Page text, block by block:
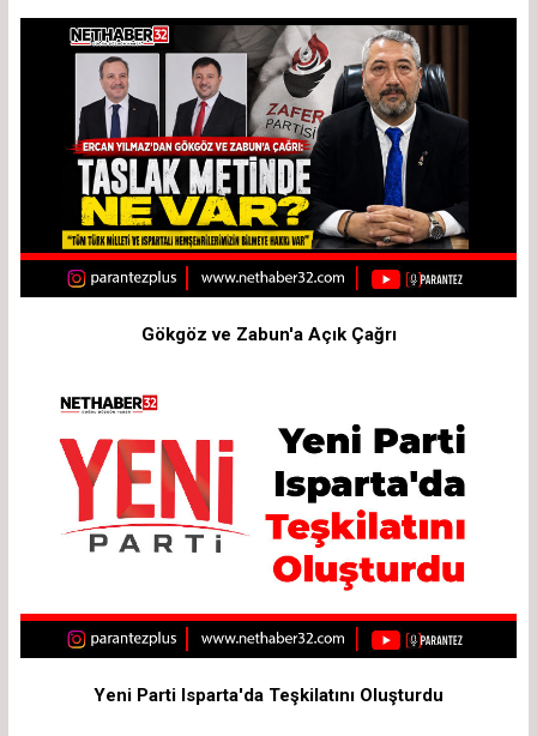
Gökgöz ve Zabun'a Açık Çağrı
Yeni Parti Isparta'da Teşkilatını Oluşturdu